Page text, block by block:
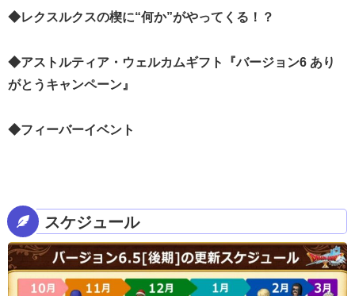
◆レクスルクスの楔に“何か”がやってくる！？
◆アストルティア・ウェルカムギフト『バージョン6 あり
がとうキャンペーン』
◆フィーバーイベント
スケジュール